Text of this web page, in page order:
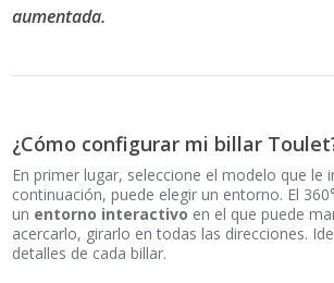
aumentada.
¿Cómo configurar mi billar
En primer lugar, seleccione el modelo que le
continuación, puede elegir un entorno. El
un entorno interactivo en el que puede
acercarlo, girarlo en todas las direcciones.
detalles de cada billar.